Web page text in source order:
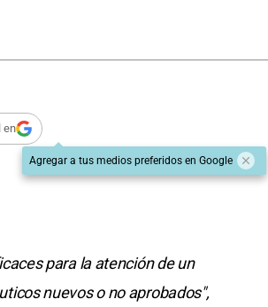
en
Agregar a tus medios preferidos en Google
para la atención de un
nuevos o no aprobados",